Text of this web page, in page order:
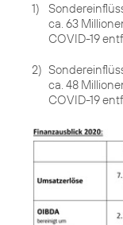
1)
ca. 63
COVID-19
2)
ca. 48
COVID-19